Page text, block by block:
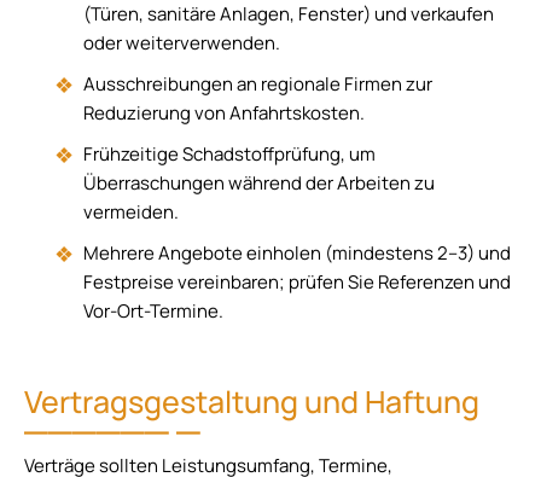
(Türen, sanitäre Anlagen, Fenster) und verkaufen
oder weiterverwenden.
Ausschreibungen an regionale Firmen zur
Reduzierung von Anfahrtskosten.
Frühzeitige Schadstoffprüfung, um
Überraschungen während der Arbeiten zu
vermeiden.
Mehrere Angebote einholen (mindestens 2–3) und
Festpreise vereinbaren; prüfen Sie Referenzen und
Vor-Ort-Termine.
Vertragsgestaltung und Haftung
Verträge sollten Leistungsumfang, Termine,